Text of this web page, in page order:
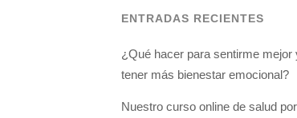
ENTRADAS RECIENTES
¿Qué hacer para sentirme mejor
tener más bienestar emocional?
Nuestro curso online de salud por